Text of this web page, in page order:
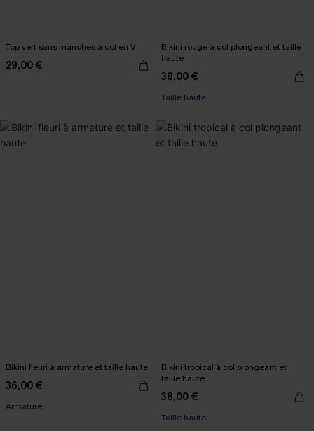
Top vert sans manches à col en V
29,00 €
Bikini rouge à col plongeant et taille
haute
38,00 €
Taille haute
Bikini fleuri à armature et taille haute
36,00 €
Armature
Bikini tropical à col plongeant et
taille haute
38,00 €
Taille haute